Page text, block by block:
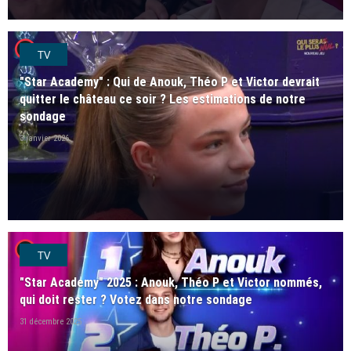
player2TV
"Star Academy" : Qui de Anouk, Théo P et Victor devrait
quitter le château ce soir ? Les estimations de notre
sondage
3 janvier 2026
player2TV
"Star Academy" 2025 : Anouk, Théo P et Victor nommés,
qui doit rester ? Votez dans notre sondage
31 décembre 2025